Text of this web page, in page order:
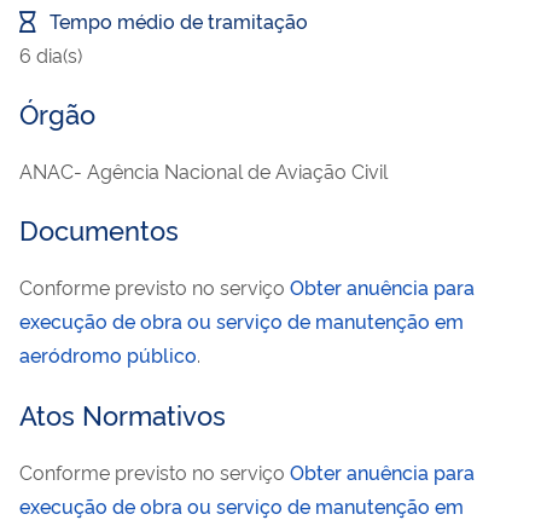
Tempo médio de tramitação
6 dia(s)
Órgão
ANAC- Agência Nacional de Aviação Civil
Documentos
Conforme previsto no serviço Obter anuência para
execução de obra ou serviço de manutenção em
aeródromo público.
Atos Normativos
Conforme previsto no serviço Obter anuência para
execução de obra ou serviço de manutenção em